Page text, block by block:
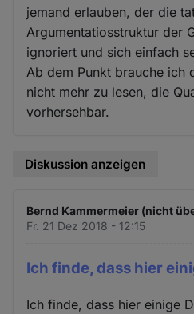
jemand erlauben, der die
Argumentatiosstruktur der
ignoriert und sich einfach
Ab dem Punkt brauche ich
nicht mehr zu lesen, die
vorhersehbar.
Diskussion anzeigen
Bernd Kammermeier (nicht
Fr. 21 Dez 2018 - 12:15
Ich finde, dass hier
Ich finde, dass hier einige